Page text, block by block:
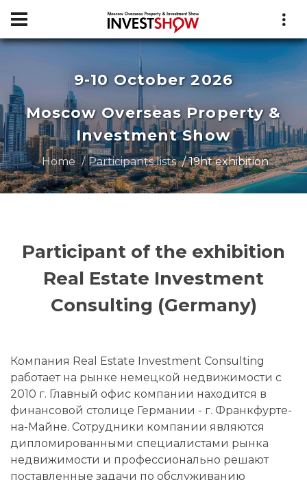
9-10 October 2026
Moscow Overseas Property &
Investment Show
Home Participants lists 19ht exhibition
Participant of the exhibition
Real Estate Investment
Consulting (Germany)
Компания Real Estate Investment Consulting
работает на рынке немецкой недвижимости с
2010 г. Главный офис компании находится в
финансовой столице Германии - г. Франкфурте-
на-Майне. Сотрудники компании являются
дипломированными специалистами рынка
недвижимости и профессионально решают
поставленные задачи по обслуживанию